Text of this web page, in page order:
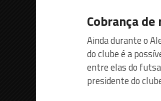
Cobrança
Ainda durante o
do clube é a
entre elas do
presidente do